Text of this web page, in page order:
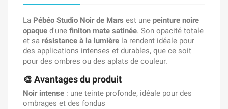
La Pébéo Studio Noir de Mars est une peinture noire
opaque d'une finiton mate satinée. Son opacité totale
et sa résistance à la lumière la rendent idéale pour
des applications intenses et durables, que ce soit
pour des ombres ou des aplats de couleur.
🎨 Avantages du produit
Noir intense : une teinte profonde, idéale pour des
ombrages et des fondus